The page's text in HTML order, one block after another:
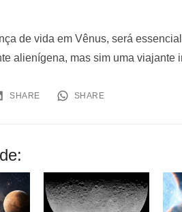
de vida em Vênus, será
alienígena, mas sim uma viajante
SHARE SHARE